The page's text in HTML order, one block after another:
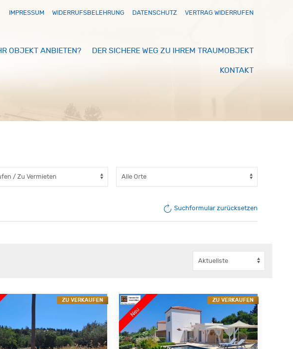
IMPRESSUM WIDERRUFSBELEHRUNG DATENSCHUTZ VERTRAG WIDERRUFEN
OBJEKT ANBIETEN? DER SICHERE WEG ZU IHREM TRAUMOBJEKT
KONTAKT
Suchformular zurücksetzen
ZU VERKAUFEN ZU VERKAUFEN